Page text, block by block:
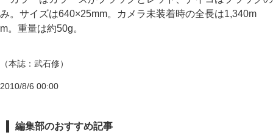
み。サイズは640×25mm。カメラ未装着時の全長は1,340m
m。重量は約50g。
（本誌：武石修）
2010/8/6 00:00
編集部のおすすめ記事